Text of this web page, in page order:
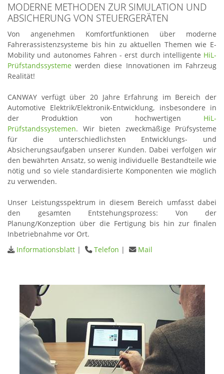
MODERNE METHODEN ZUR SIMULATION UND
ABSICHERUNG VON STEUERGERÄTEN
Von angenehmen Komfortfunktionen über moderne
Fahrerassistenzsysteme bis hin zu aktuellen Themen wie E-
Mobility und autonomes Fahren - erst durch intelligente HiL-
Prüfstandssysteme werden diese Innovationen im Fahrzeug
Realität!
CANWAY verfügt über 20 Jahre Erfahrung im Bereich der
Automotive Elektrik/Elektronik-Entwicklung, insbesondere in
der Produktion von hochwertigen HiL-
Prüfstandssystemen. Wir bieten zweckmäßige Prüfsysteme
für die unterschiedlichsten Entwicklungs- und
Absicherungsaufgaben unserer Kunden. Dabei verfolgen wir
den bewährten Ansatz, so wenig individuelle Bestandteile wie
nötig und so viele standardisierte Komponenten wie möglich
zu verwenden.
Unser Leistungsspektrum in diesem Bereich umfasst dabei
den gesamten Entstehungsprozess: Von der
Planung/Konzeption über die Fertigung bis hin zur finalen
Inbetriebnahme vor Ort.
Informationsblatt | Telefon | Mail